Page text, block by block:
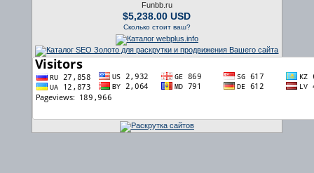
Funbb.ru
$5,238.00 USD
Сколько стоит ваш?